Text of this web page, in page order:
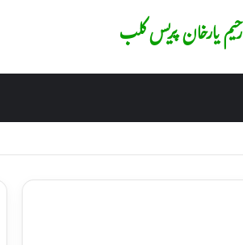
رحیم یارخان پریس کلب